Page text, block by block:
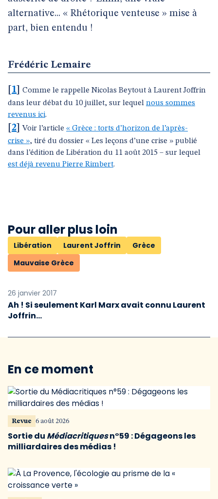
alternative... « Rhétorique venteuse » mise à
part, bien entendu !
Frédéric Lemaire
1
Comme le rappelle Nicolas Beytout à Laurent Joffrin
dans leur débat du 10 juillet, sur lequel nous sommes
revenus ici.
2 ]Voir l’article « Grèce : torts d’horizon de l’après-
crise », tiré du dossier « Les leçons d’une crise » publié
dans l’édition de Libération du 11 août 2015 – sur lequel
est déjà revenu Pierre Rimbert.
Pour aller plus loin
Libération Laurent Joffrin
Grèce
Mauvaise Grèce
26 janvier 2017
Ah ! Si seulement Karl Marx avait connu Laurent
Joffrin…
En ce moment
Revue 6 août 2026
Sortie du Médiacritiquesn°59 : Dégageons les
milliardaires des médias !